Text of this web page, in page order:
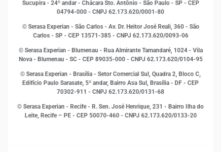
Leis e impostos
Marketing
Open Finance
Proteção de Dados
Sustentabilidade Corporativa
Sucupira - 24º andar - Chácara Sto. Antônio - São Paulo - SP - CEP
04794-000 - CNPJ 62.173.620/0001-80
© Serasa Experian - São Carlos - Av. Dr. Heitor José Reali, 360 - São
Carlos - SP - CEP 13571-385 - CNPJ 62.173.620/0093-06
© Serasa Experian - Blumenau - Rua Almirante Tamandaré, 1024 - Vila
Nova - Blumenau - SC - CEP 89035-000 - CNPJ 62.173.620/0104-95
© Serasa Experian - Brasília - Setor Comercial Sul, Quadra 2, Bloco C,
Edifício Paulo Sarasate, 5º andar, Bairro Asa Sul, Brasília - DF - CEP
70302-911 - CNPJ 62.173.620/0131-68
© Serasa Experian - Recife - R. Sen. José Henrique, 231 - Bairro Ilha do
Leite, Recife – PE - CEP 50070-460 - CNPJ 62.173.620/0133-20